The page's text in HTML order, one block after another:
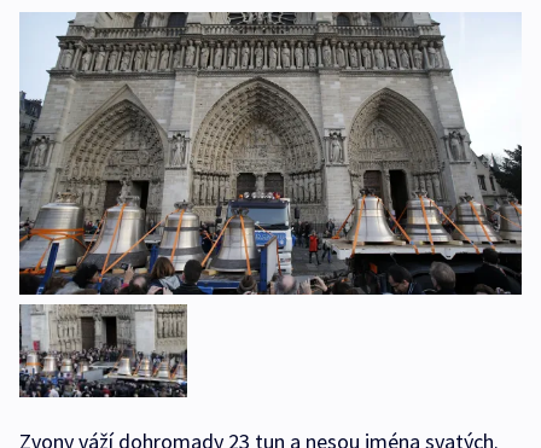
Zvony váží dohromady 23 tun a nesou jména svatých.